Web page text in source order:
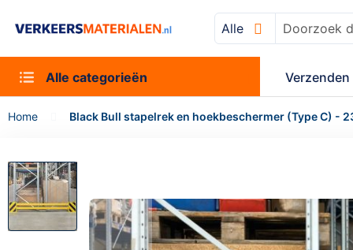
Alle
Alle categorieën
Home Black Bull stapelrek en hoekbeschermer (Type C) -
Ga
naar
het
einde